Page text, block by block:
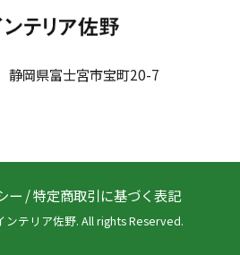
岡県富士宮市宝町20-7
ー /特定商取引に基づく表記
ンテリア佐野. All rights Reserved.